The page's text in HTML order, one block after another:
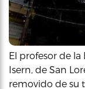
El profesor de
Isern, de San
removido de su